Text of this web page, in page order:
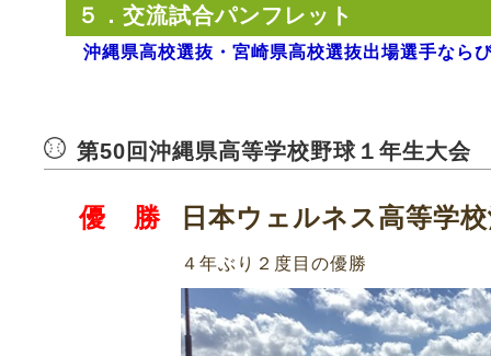
５．交流試合パンフレット
沖縄県高校選抜・宮崎県高校選抜出場選手なら
第50回沖縄県高等学校野球１年生大会
優 勝 日本ウェルネス高等学
４年ぶり２度目の優勝